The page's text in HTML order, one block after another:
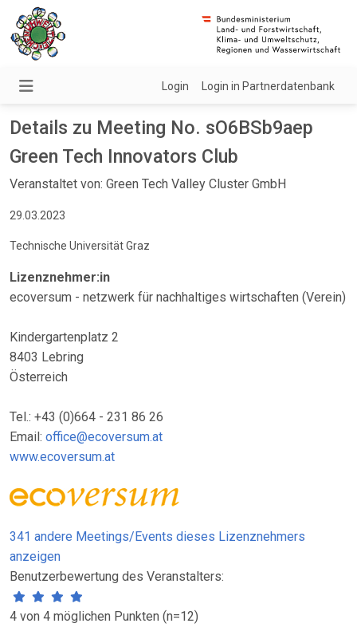
Login Login in Partnerdatenbank
Details zu Meeting No. sO6BSb9aep
Green Tech Innovators Club
Veranstaltet von: Green Tech Valley Cluster GmbH
29.03.2023
Technische Universität Graz
Lizenznehmer:in
ecoversum - netzwerk für nachhaltiges wirtschaften (Verein)
Kindergartenplatz 2
8403 Lebring
Österreich
Tel.: +43 (0)664 - 231 86 26
Email: office@ecoversum.at
www.ecoversum.at
341 andere Meetings/Events dieses Lizenznehmers
anzeigen
Benutzerbewertung des Veranstalters:
4 von 4 möglichen Punkten (n=12)